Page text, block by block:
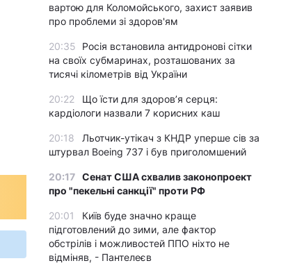
вартою для Коломойського, захист заявив
про проблеми зі здоров'ям
20:35
Росія встановила антидронові сітки
на своїх субмаринах, розташованих за
тисячі кілометрів від України
20:22
Що їсти для здоров’я серця:
кардіологи назвали 7 корисних каш
20:18
Льотчик-утікач з КНДР уперше сів за
штурвал Boeing 737 і був приголомшений
20:17 Сенат США схвалив законопроект
про "пекельні санкції" проти РФ
20:01
Київ буде значно краще
підготовлений до зими, але фактор
обстрілів і можливостей ППО ніхто не
відміняв, - Пантелеєв